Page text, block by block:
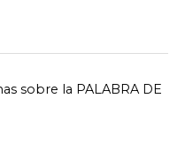
sobre la PALABRA DE